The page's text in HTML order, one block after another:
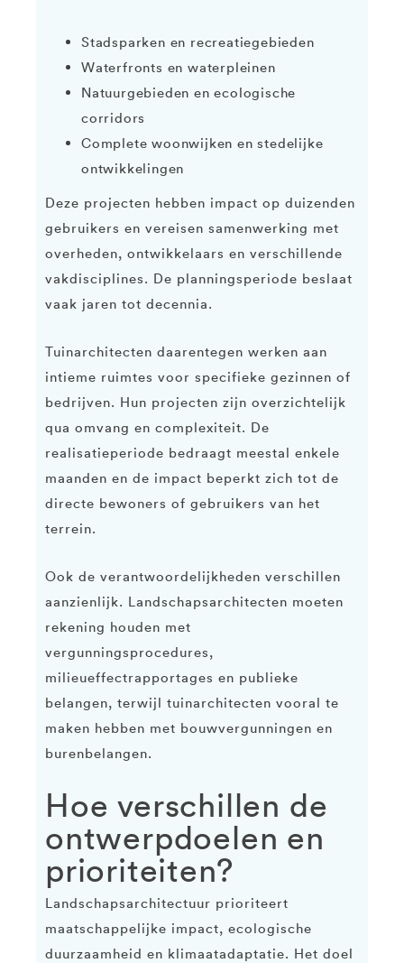
Stadsparken en recreatiegebieden
Waterfronts en waterpleinen
Natuurgebieden en ecologische
corridors
Complete woonwijken en stedelijke
ontwikkelingen
Deze projecten hebben impact op duizenden
gebruikers en vereisen samenwerking met
overheden, ontwikkelaars en verschillende
vakdisciplines. De planningsperiode beslaat
vaak jaren tot decennia.
Tuinarchitecten daarentegen werken aan
intieme ruimtes voor specifieke gezinnen of
bedrijven. Hun projecten zijn overzichtelijk
qua omvang en complexiteit. De
realisatieperiode bedraagt meestal enkele
maanden en de impact beperkt zich tot de
directe bewoners of gebruikers van het
terrein.
Ook de verantwoordelijkheden verschillen
aanzienlijk. Landschapsarchitecten moeten
rekening houden met
vergunningsprocedures,
milieueffectrapportages en publieke
belangen, terwijl tuinarchitecten vooral te
maken hebben met bouwvergunningen en
burenbelangen.
Hoe verschillen de
ontwerpdoelen en
prioriteiten?
Landschapsarchitectuur prioriteert
maatschappelijke impact, ecologische
duurzaamheid en klimaatadaptatie. Het doel